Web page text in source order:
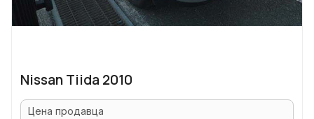
Nissan Tiida 2010
Цена продавца